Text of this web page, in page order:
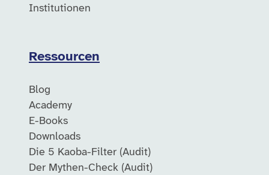
Institutionen
Ressourcen
Blog
Academy
E-Books
Downloads
Die 5 Kaoba-Filter (Audit)
Der Mythen-Check (Audit)